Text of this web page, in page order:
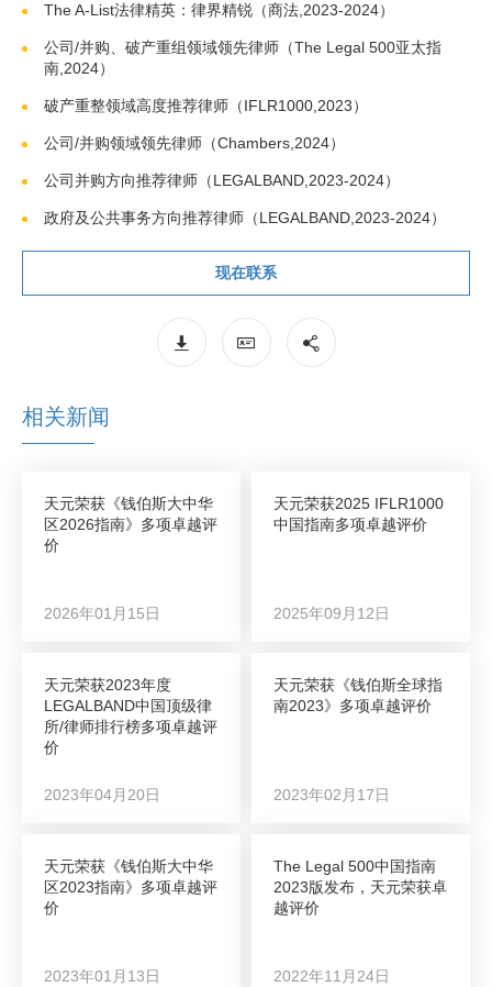
The A-List法律精英：律界精锐（商法,2023-2024）
公司/并购、破产重组领域领先律师（The Legal 500亚太指
南,2024）
破产重整领域高度推荐律师（IFLR1000,2023）
公司/并购领域领先律师（Chambers,2024）
公司并购方向推荐律师（LEGALBAND,2023-2024）
政府及公共事务方向推荐律师（LEGALBAND,2023-2024）
现在联系
相关新闻
天元荣获《钱伯斯大中华
区2026指南》多项卓越评
价
2026年01月15日
天元荣获2025 IFLR1000
中国指南多项卓越评价
2025年09月12日
天元荣获2023年度
LEGALBAND中国顶级律
所/律师排行榜多项卓越评
价
2023年04月20日
天元荣获《钱伯斯全球指
南2023》多项卓越评价
2023年02月17日
天元荣获《钱伯斯大中华
区2023指南》多项卓越评
价
2023年01月13日
The Legal 500中国指南
2023版发布，天元荣获卓
越评价
2022年11月24日